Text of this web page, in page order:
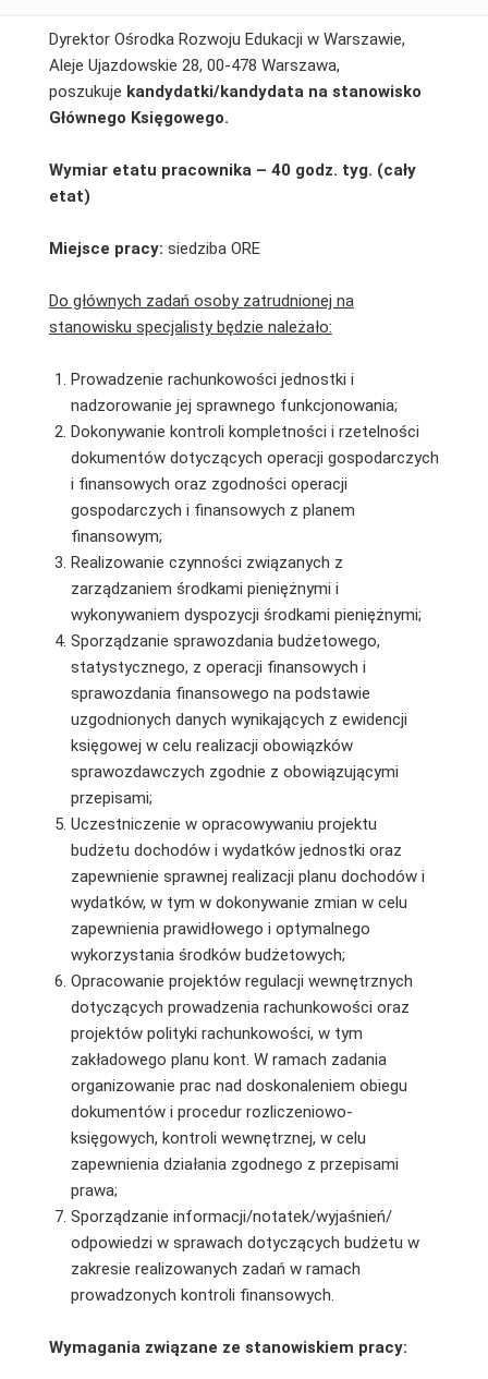
Dyrektor Ośrodka Rozwoju Edukacji w Warszawie,
Aleje Ujazdowskie 28, 00-478 Warszawa,
poszukuje kandydatki/kandydata na stanowisko
Głównego Księgowego.
Wymiar etatu pracownika – 40 godz. tyg. (cały
etat)
Miejsce pracy: siedziba ORE
Do głównych zadań osoby zatrudnionej na
stanowisku specjalisty będzie należało:
Prowadzenie rachunkowości jednostki i
nadzorowanie jej sprawnego funkcjonowania;
Dokonywanie kontroli kompletności i rzetelności
dokumentów dotyczących operacji gospodarczych
i finansowych oraz zgodności operacji
gospodarczych i finansowych z planem
finansowym;
Realizowanie czynności związanych z
zarządzaniem środkami pieniężnymi i
wykonywaniem dyspozycji środkami pieniężnymi;
Sporządzanie sprawozdania budżetowego,
statystycznego, z operacji finansowych i
sprawozdania finansowego na podstawie
uzgodnionych danych wynikających z ewidencji
księgowej w celu realizacji obowiązków
sprawozdawczych zgodnie z obowiązującymi
przepisami;
Uczestniczenie w opracowywaniu projektu
budżetu dochodów i wydatków jednostki oraz
zapewnienie sprawnej realizacji planu dochodów i
wydatków, w tym w dokonywanie zmian w celu
zapewnienia prawidłowego i optymalnego
wykorzystania środków budżetowych;
Opracowanie projektów regulacji wewnętrznych
dotyczących prowadzenia rachunkowości oraz
projektów polityki rachunkowości, w tym
zakładowego planu kont. W ramach zadania
organizowanie prac nad doskonaleniem obiegu
dokumentów i procedur rozliczeniowo-
księgowych, kontroli wewnętrznej, w celu
zapewnienia działania zgodnego z przepisami
prawa;
Sporządzanie informacji/notatek/wyjaśnień/
odpowiedzi w sprawach dotyczących budżetu w
zakresie realizowanych zadań w ramach
prowadzonych kontroli finansowych.
Wymagania związane ze stanowiskiem pracy: